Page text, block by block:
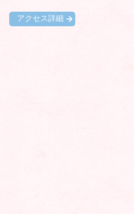
アクセス詳細